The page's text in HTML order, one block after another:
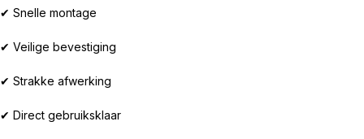
✔ Snelle montage
✔ Veilige bevestiging
✔ Strakke afwerking
✔ Direct gebruiksklaar